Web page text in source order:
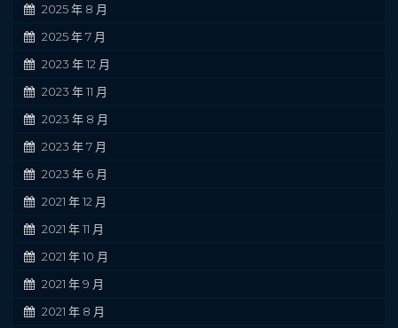
2025 年 8 月
2025 年 7 月
2023 年 12 月
2023 年 11 月
2023 年 8 月
2023 年 7 月
2023 年 6 月
2021 年 12 月
2021 年 11 月
2021 年 10 月
2021 年 9 月
2021 年 8 月